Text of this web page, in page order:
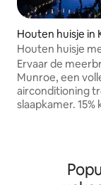
Houten huisje in
Houten huisje
meer: hangmat,
en uitzicht
Ervaar de
Munroe, een
airconditioning
slaapkamer. 15% korting: gasten met de
meer